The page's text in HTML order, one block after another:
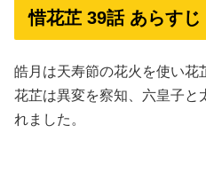
惜花芷 39話 あらすじ
皓月は天寿節の花火を使い花
花芷は異変を察知、六皇子と
れました。